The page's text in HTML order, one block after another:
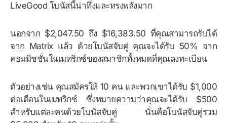
LiveGood โบนัสนี้น่าทึ่งและทรงพลังมาก
นอกจาก $2,047.50 ถึง $16,383.50 ที่คุณสามารถรับได้
จาก Matrix แล้ว ด้วยโบนัสจับคู่ คุณจะได้รับ 50% จาก
คอมมิชชั่นในเมทริกซ์ของสมาชิกทั้งหมดที่คุณลงทะเบียน
ตัวอย่างเช่น คุณสมัครให้ 10 คน และพวกเขาได้รับ $1,000
ต่อเดือนในเมทริกซ์ ซึ่งหมายความว่าคุณจะได้รับ $500
สำหรับแต่ละคนด้วยโบนัสจับคู่ นั่นคือโบนัสจับคู่รวม